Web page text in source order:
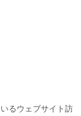
るウェブサイト訪